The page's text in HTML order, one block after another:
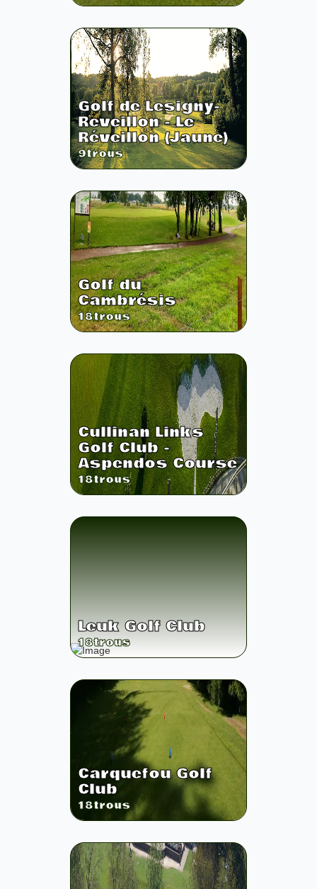
Golf de Lesigny-
Reveillon - Le
Réveillon (Jaune)
9trous
Golf du
Cambrésis
18trous
Cullinan Links
Golf Club -
Aspendos Course
18trous
Leuk Golf Club
18trous
Carquefou Golf
Club
18trous